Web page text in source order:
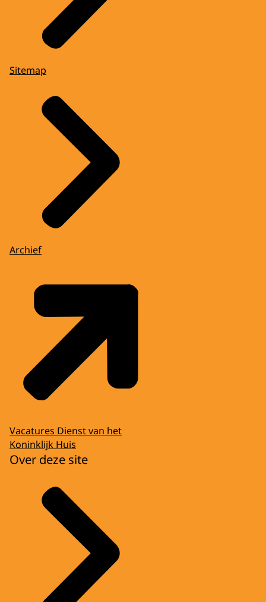
Sitemap
Archief
Vacatures Dienst van het
Koninklijk Huis
Over deze site